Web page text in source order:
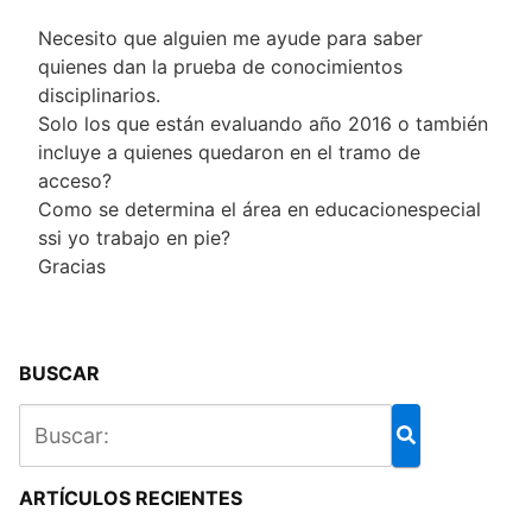
Necesito que alguien me ayude para saber
quienes dan la prueba de conocimientos
disciplinarios.
Solo los que están evaluando año 2016 o también
incluye a quienes quedaron en el tramo de
acceso?
Como se determina el área en educacionespecial
ssi yo trabajo en pie?
Gracias
BUSCAR
ARTÍCULOS RECIENTES